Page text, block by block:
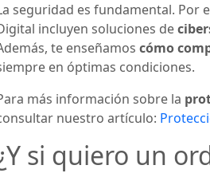
seguridad es fundamental. Por
incluyen soluciones de
te enseñamos cómo
en óptimas condiciones.
más información sobre la
nuestro artículo:
si quiero un